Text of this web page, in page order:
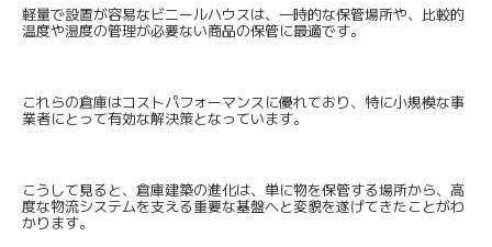
軽量で設置が容易なビニールハウスは、一時的な保管場所や、 比較的
温度や湿度の管理が必要ない商品の保管に最適です。
これらの倉庫はコストパフォーマンスに優れており、 特に小規模な事
業者にとって有効な解決策となっています。
こうして見ると、倉庫建築の進化は、単に物を保管する場所から、 高
度な物流システムを支える重要な基盤へと変貌を遂げてきたことがわ
かります。